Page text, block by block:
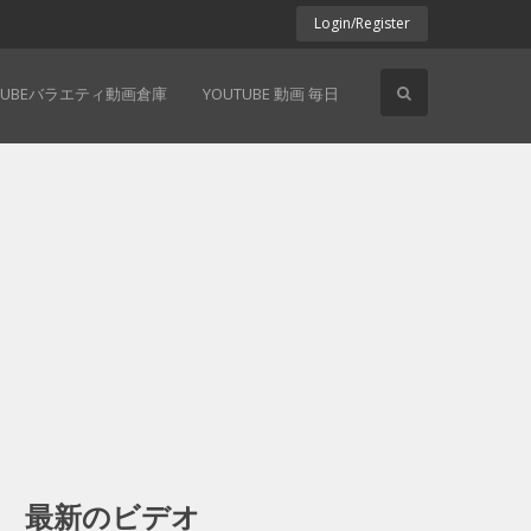
Login/Register
バラエティ動画倉庫 YOUTUBE 動画 毎日
最新のビデオ